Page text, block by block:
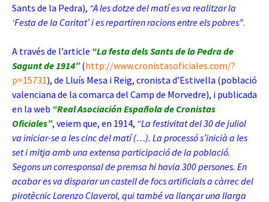
Sants de la Pedra), “A les dotze del matí es va realitzar la
‘Festa de la Caritat’ i es repartiren racions entre els pobres”.
A través de l’article “La festa dels Sants de la Pedra de
Sagunt de 1914” (http://www.cronistasoficiales.com/?
p=15731), de Lluís Mesa i Reig, cronista d’Estivella (població
valenciana de la comarca del Camp de Morvedre), i publicada
en la web “Real Asociación Española de Cronistas
Oficiales”, veiem que, en 1914, “La festivitat del 30 de juliol
va iniciar-se a les cinc del matí (…). La processó s’inicià a les
set i mitja amb una extensa participació de la població.
Segons un corresponsal de premsa hi havia 300 persones. En
acabar es va disparar un castell de focs artificials a càrrec del
pirotècnic Lorenzo Claverol, qui també va llançar una llarga